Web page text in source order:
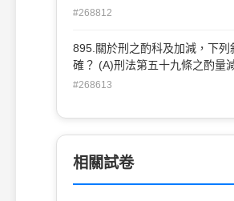
刑，必於犯罪之情狀，在主觀上
益，包括犯罪行為後所可能得到之
依法律加重或減輕者，仍然可依
#268812
895.關於刑之酌科及加減，下列
確？ (A)刑法第五十九條之酌量減輕其刑，
必於犯罪之情狀，在主觀上足以
包括犯罪行為後所可能得到之利益 (C)
律加重或減輕者，仍然可依第五
#268613
相關試卷